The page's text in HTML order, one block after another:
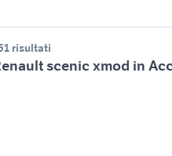
risultati
scenic xmod in